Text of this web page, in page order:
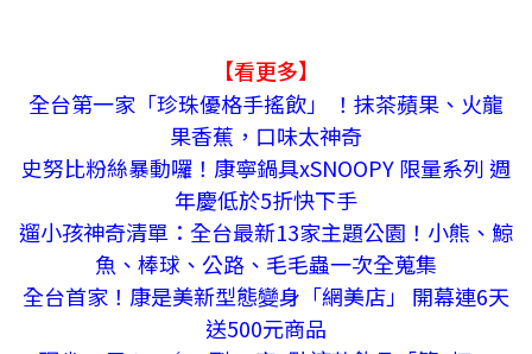
【看更多】
全台第一家「珍珠優格手搖飲」 ！抹茶蘋果、火龍
果香蕉，口味太神奇
史努比粉絲暴動囉！康寧鍋具xSNOOPY 限量系列 週
年慶低於5折快下手
遛小孩神奇清單：全台最新13家主題公園！小熊、鯨
魚、棒球、公路、毛毛蟲一次全蒐集
全台首家！康是美新型態變身「網美店」 開幕連6天
送500元商品